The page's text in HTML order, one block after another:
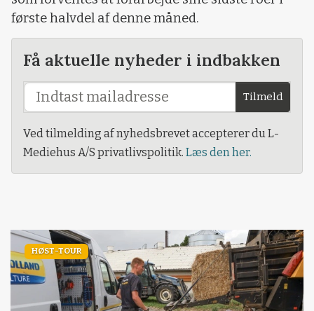
første halvdel af denne måned.
Få aktuelle nyheder i indbakken
Tilmeld
Ved tilmelding af nyhedsbrevet accepterer du L-
Mediehus A/S privatlivspolitik. Læs den her.
HØST-TOUR